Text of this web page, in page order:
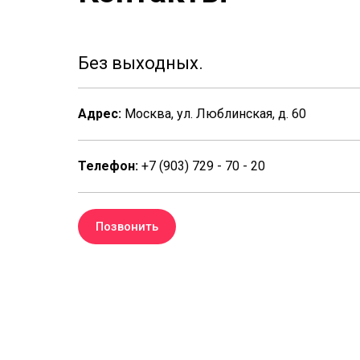
Без выходных.
Адрес: Москва, ул. Люблинская, д. 60
Телефон: +7 (903) 729 - 70 - 20
Позвонить